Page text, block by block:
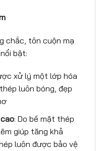
chắc, tôn cuộn mạ
bật:
xử lý một lớp hóa
luôn bóng, đẹp
: Do bề mặt thép
giúp tăng khả
luôn được bảo vệ